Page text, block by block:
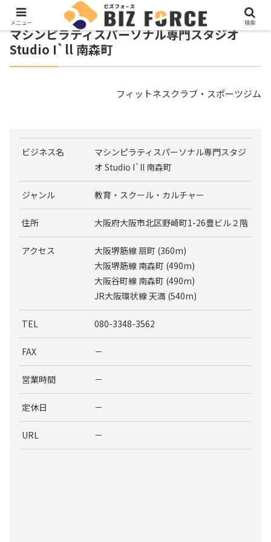
マシンピラティスパーソナル専門スタジオ
Studio I`ll 南森町
フィットネスクラブ・スポーツジム
ビジネス名
マシンピラティスパーソナル専門スタジ
オ Studio I`ll 南森町
ジャンル 教育・スクール・カルチャー
住所 大阪府大阪市北区野崎町1-26豊ビル２階
アクセス
大阪堺筋線 扇町 (360m)
大阪堺筋線 南森町 (490m)
大阪谷町線 南森町 (490m)
JR大阪環状線 天満 (540m)
TEL 080-3348-3562
FAX －
営業時間 －
定休日 －
URL －
メニュー 検索